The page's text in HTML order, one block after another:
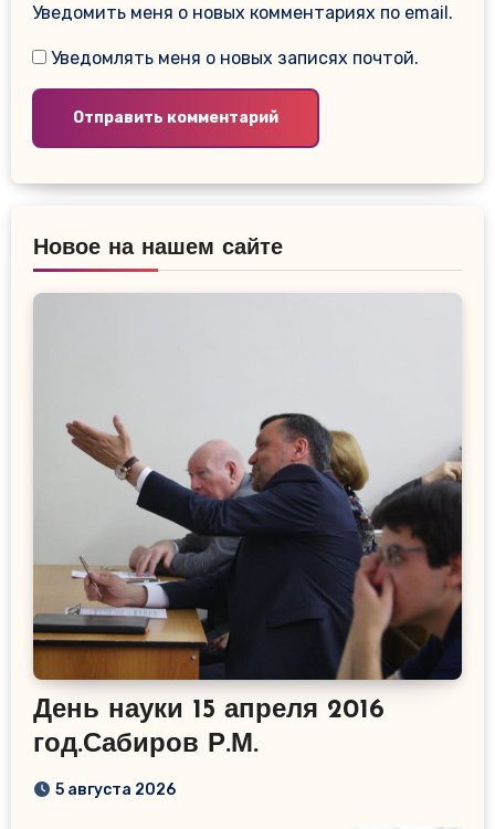
Уведомить меня о новых комментариях по email.
Уведомлять меня о новых записях почтой.
Новое на нашем сайте
День науки 15 апреля 2016
год.Сабиров Р.М.
5 августа 2026